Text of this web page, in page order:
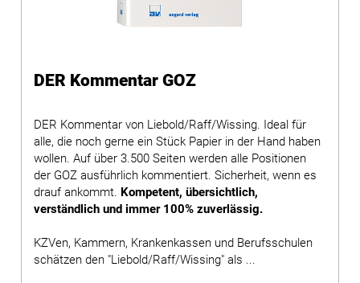
DER Kommentar GOZ
DER Kommentar von Liebold/Raff/Wissing. Ideal für
alle, die noch gerne ein Stück Papier in der Hand haben
wollen. Auf über 3.500 Seiten werden alle Positionen
der GOZ ausführlich kommentiert. Sicherheit, wenn es
drauf ankommt. Kompetent, übersichtlich,
verständlich und immer 100% zuverlässig.
KZVen, Kammern, Krankenkassen und Berufsschulen
schätzen den "Liebold/Raff/Wissing" als ...